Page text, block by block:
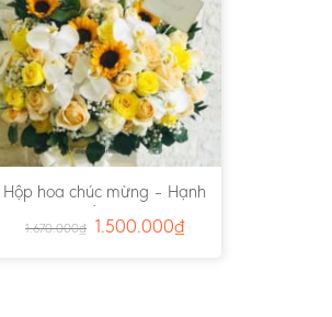
Hộp hoa chúc mừng – Hạnh
1.670.000₫ 1.500.000₫